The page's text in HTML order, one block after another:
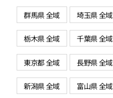
群馬県 全域 埼玉県 全域
栃木県 全域 千葉県 全域
東京都 全域 長野県 全域
新潟県 全域 富山県 全域